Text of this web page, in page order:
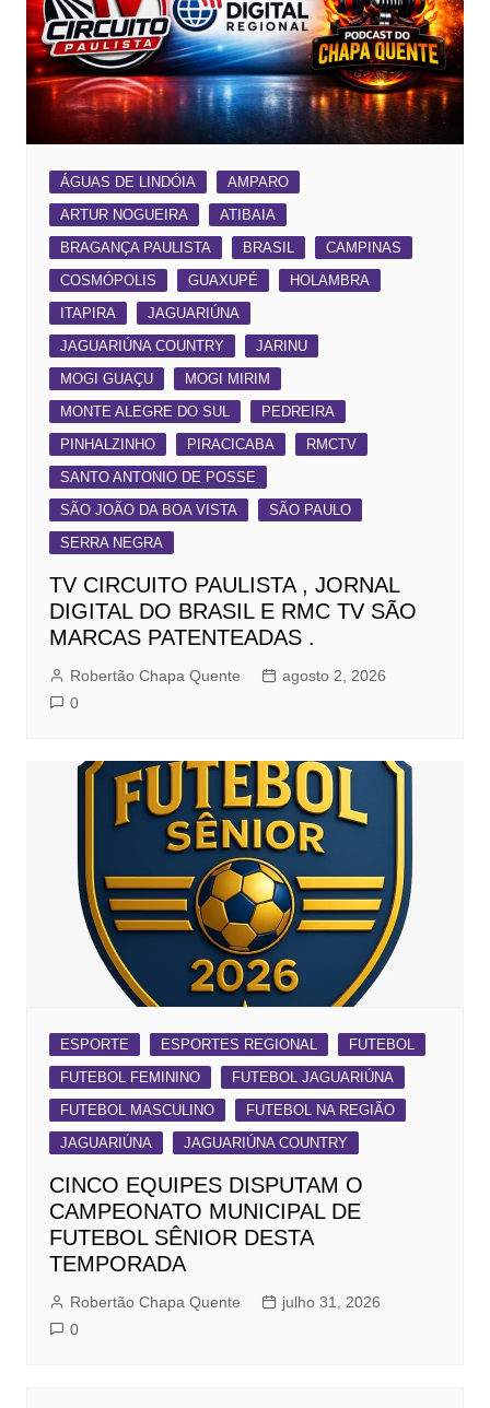
ÁGUAS DE LINDÓIA
AMPARO
ARTUR NOGUEIRA
ATIBAIA
BRAGANÇA PAULISTA
BRASIL
CAMPINAS
COSMÓPOLIS
GUAXUPÉ
HOLAMBRA
ITAPIRA
JAGUARIÚNA
JAGUARIÚNA COUNTRY
JARINU
MOGI GUAÇU
MOGI MIRIM
MONTE ALEGRE DO SUL
PEDREIRA
PINHALZINHO
PIRACICABA
RMCTV
SANTO ANTONIO DE POSSE
SÃO JOÃO DA BOA VISTA
SÃO PAULO
SERRA NEGRA
TV CIRCUITO PAULISTA , JORNAL
DIGITAL DO BRASIL E RMC TV SÃO
MARCAS PATENTEADAS .
Robertão Chapa Quente
agosto 2, 2026
0
ESPORTE ESPORTES REGIONAL
FUTEBOL
FUTEBOL FEMININO
FUTEBOL JAGUARIÚNA
FUTEBOL MASCULINO
FUTEBOL NA REGIÃO
JAGUARIÚNA
JAGUARIÚNA COUNTRY
CINCO EQUIPES DISPUTAM O
CAMPEONATO MUNICIPAL DE
FUTEBOL SÊNIOR DESTA
TEMPORADA
Robertão Chapa Quente
julho 31, 2026
0